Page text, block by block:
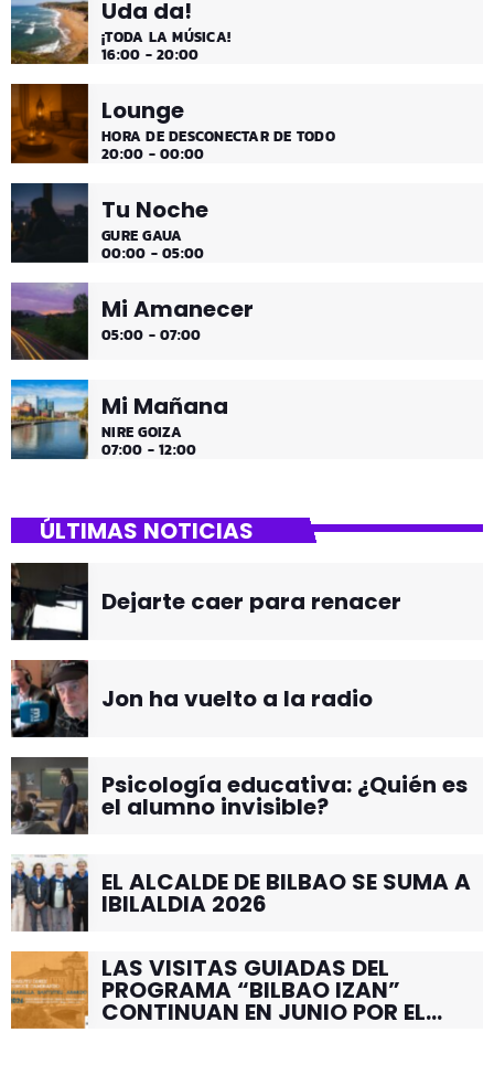
¡Disfruta!
Uda da!
¡TODA LA MÚSICA!
16:00 - 20:00
Lounge
HORA DE DESCONECTAR DE TODO
20:00 - 00:00
Tu Noche
GURE GAUA
00:00 - 05:00
Mi Amanecer
05:00 - 07:00
Mi Mañana
NIRE GOIZA
07:00 - 12:00
ÚLTIMAS NOTICIAS
Dejarte caer para renacer
Jon ha vuelto a la radio
Psicología educativa: ¿Quién es
el alumno invisible?
EL ALCALDE DE BILBAO SE SUMA A
IBILALDIA 2026
LAS VISITAS GUIADAS DEL
PROGRAMA “BILBAO IZAN”
CONTINUAN EN JUNIO POR EL